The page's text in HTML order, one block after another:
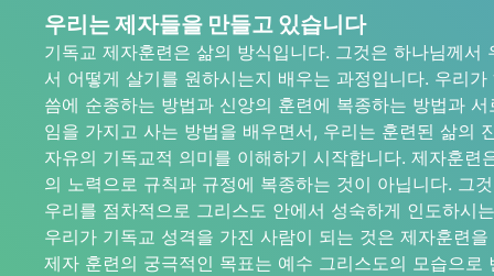
우리는 제자들을 만들고 있습니다
기독교 제자훈련은 삶의 방식입니다. 그것은 하나님께서
서 어떻게 살기를 원하시는지 배우는 과정입니다. 우리가
씀에 순종하는 방법과 신앙의 훈련에 복종하는 방법과
임을 가지고 사는 방법을 배우면서, 우리는 훈련된 삶의
자유의 기독교적 의미를 이해하기 시작합니다. 제자훈련
의 노력으로 규칙과 규정에 복종하는 것이 아닙니다. 그
우리를 점차적으로 그리스도 안에서 성숙하게 인도하시
우리가 기독교 성격을 가진 사람이 되는 것은 제자훈련
제자 훈련의 궁극적인 목표는 예수 그리스도의 모습으로